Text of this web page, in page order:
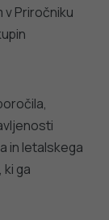
Priročniku
in letalskega
ga